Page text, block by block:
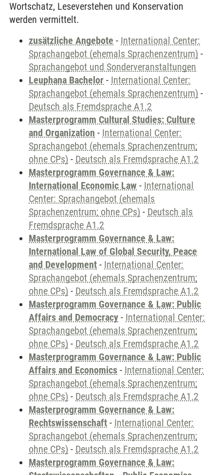
Wortschatz, Leseverstehen und Konservation
werden vermittelt.
zusätzliche Angebote - International Center:
Sprachangebot (ehemals Sprachenzentrum) -
Sprachangebot und Sonderveranstaltungen
Leuphana Bachelor - International Center:
Sprachangebot (ehemals Sprachenzentrum) -
Deutsch als Fremdsprache A1.2
Masterprogramm Cultural Studies: Culture
and Organization - International Center:
Sprachangebot (ehemals Sprachenzentrum;
ohne CPs) - Deutsch als Fremdsprache A1.2
Masterprogramm Governance & Law:
International Economic Law - International
Center: Sprachangebot (ehemals
Sprachenzentrum; ohne CPs) - Deutsch als
Fremdsprache A1.2
Masterprogramm Governance & Law:
International Law of Global Security, Peace
and Development - International Center:
Sprachangebot (ehemals Sprachenzentrum;
ohne CPs) - Deutsch als Fremdsprache A1.2
Masterprogramm Governance & Law: Public
Affairs and Democracy - International Center:
Sprachangebot (ehemals Sprachenzentrum;
ohne CPs) - Deutsch als Fremdsprache A1.2
Masterprogramm Governance & Law: Public
Affairs and Economics - International Center:
Sprachangebot (ehemals Sprachenzentrum;
ohne CPs) - Deutsch als Fremdsprache A1.2
Masterprogramm Governance & Law:
Rechtswissenschaft - International Center:
Sprachangebot (ehemals Sprachenzentrum;
ohne CPs) - Deutsch als Fremdsprache A1.2
Masterprogramm Governance & Law: